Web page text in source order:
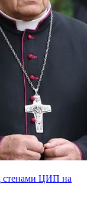
стенами ЦИП на